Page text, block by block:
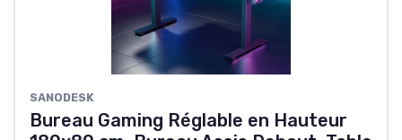
SANODESK
Bureau Gaming Réglable en Hauteur